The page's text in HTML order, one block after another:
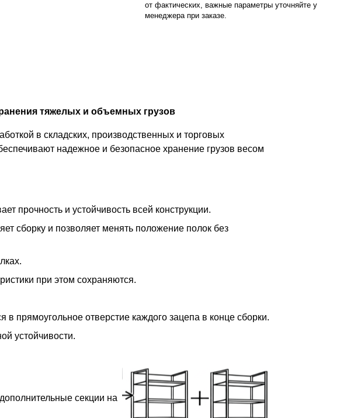
от фактических, важные параметры уточняйте у
менеджера при заказе.
тяжелых и объемных грузов
в складских, производственных и торговых
надежное и безопасное хранение грузов весом
прочность и устойчивость всей конструкции.
сборку и позволяет менять положение полок без
при этом сохраняются.
прямоугольное отверстие каждого зацепа в конце сборки.
устойчивости.
секции на